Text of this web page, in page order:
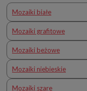
Mozaiki białe
Mozaiki grafitowe
Mozaiki beżowe
Mozaiki niebieskie
Mozaiki szare